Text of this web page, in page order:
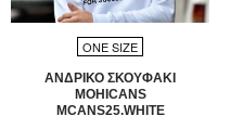
ONE SIZE
ΑΝΔΡΙΚΟ ΣΚΟΥΦΑΚΙ
MOHICANS
MCANS25.WHITE